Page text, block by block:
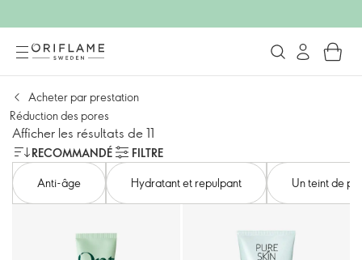
Acheter par prestation
Réduction des pores
Afficher les résultats de 11
RECOMMANDÉ
FILTRE
Anti-âge
Hydratant et repulpant Un teint de